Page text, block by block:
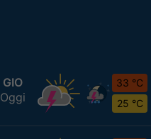
GIO
Oggi
33 °C
25 °C